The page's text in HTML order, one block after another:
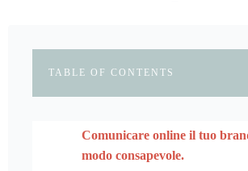
TABLE OF CONTENTS
Comunicare online il tuo
modo consapevole.